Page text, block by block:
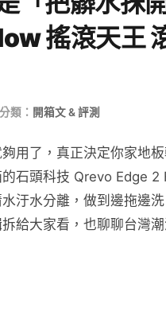
搖滾天王
分類： 開箱文 & 評測
用了，真正決定你家地
石頭科技 Qrevo Edge
汙水分離，做到邊拖邊
給大家看，也聊聊台灣